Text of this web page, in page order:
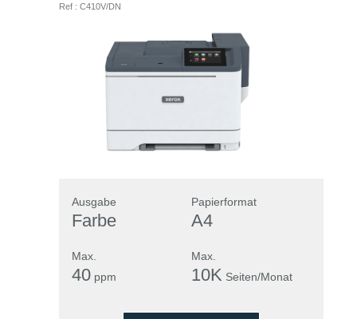
Ref : C410V/DN
Ausgabe
Farbe
Papierformat
A4
Max.
40 ppm
Max.
10K Seiten/Monat